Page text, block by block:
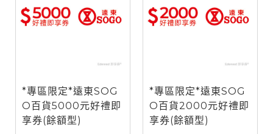
*專區限定*遠東SOG
O百貨5000元好禮即
享券(餘額型)
*專區限定*遠東SOG
O百貨2000元好禮即
享券(餘額型)